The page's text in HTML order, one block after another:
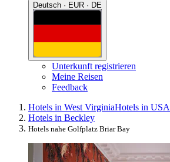
Deutsch · EUR · DE
Unterkunft registrieren
Meine Reisen
Feedback
Hotels in West VirginiaHotels in USA
Hotels in Beckley
Hotels nahe Golfplatz Briar Bay